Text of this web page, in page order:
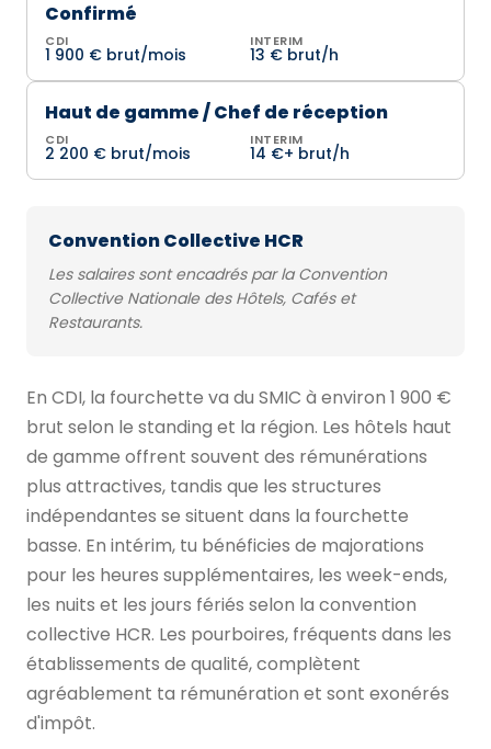
Confirmé
CDI
1 900 € brut/mois
INTERIM
13 € brut/h
Haut de gamme / Chef de réception
CDI
2 200 € brut/mois
INTERIM
14 €+ brut/h
Convention Collective HCR
Les salaires sont encadrés par la Convention
Collective Nationale des Hôtels, Cafés et
Restaurants.
En CDI, la fourchette va du SMIC à environ 1 900 €
brut selon le standing et la région. Les hôtels haut
de gamme offrent souvent des rémunérations
plus attractives, tandis que les structures
indépendantes se situent dans la fourchette
basse. En intérim, tu bénéficies de majorations
pour les heures supplémentaires, les week-ends,
les nuits et les jours fériés selon la convention
collective HCR. Les pourboires, fréquents dans les
établissements de qualité, complètent
agréablement ta rémunération et sont exonérés
d'impôt.